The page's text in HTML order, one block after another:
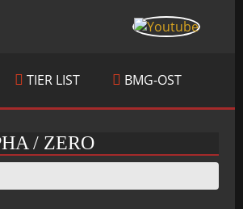
TIER LIST BMG-OST
/ ZERO